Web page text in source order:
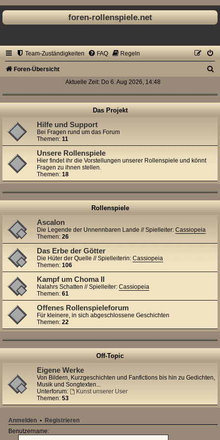
foren-rollenspiele.net
Team-Zuständigkeiten FAQ Regeln
Foren-Übersicht
c
h
Aktuelle Zeit: Do 6. Aug 2026, 14:48
Das Projekt
Hilfe und Support
Bei Fragen rund um das Forum
Themen: 11
Unsere Rollenspiele
Hier findet ihr die Vorstellungen unserer Rollenspiele und könnt
Fragen zu ihnen stellen.
Themen: 18
Rollenspiele
Ascalon
Die Legende der Unnennbaren Lande // Spielleiter: Cassiopeia
Themen: 26
Das Erbe der Götter
Die Hüter der Quelle // Spielleiterin: Cassiopeia
Themen: 106
Kampf um Choma II
Nalahrs Schatten // Spielleiter: Cassiopeia
Themen: 61
Offenes Rollenspieleforum
Für kleinere, in sich abgeschlossene Geschichten
Themen: 22
Off-Topic
Eigene Werke
Von Bildern, Kurzgeschichten und Fanfictions bis hin zu Gedichten,
Musik und Songtexten...
Unterforum:
Kunst unserer User
Themen: 53
Anmelden • Registrieren
Benutzername: